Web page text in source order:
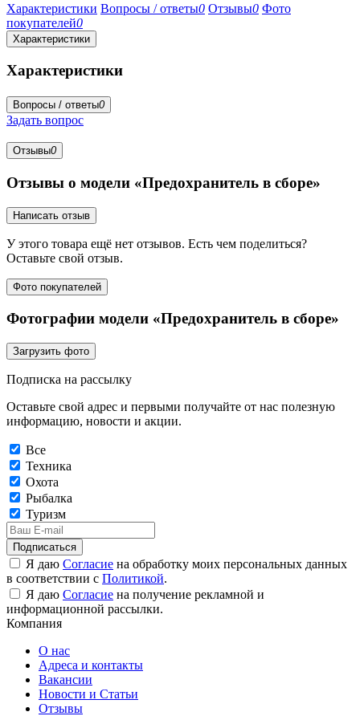
Характеристики Вопросы / ответы0 Отзывы0 Фото
покупателей0
Характеристики
Характеристики
Вопросы / ответы0
Задать вопрос
Отзывы0
Отзывы о модели «Предохранитель в сборе»
Написать отзыв
У этого товара ещё нет отзывов. Есть чем поделиться?
Оставьте свой отзыв.
Фото покупателей
Фотографии модели «Предохранитель в сборе»
Загрузить фото
Подписка на рассылку
Оставьте свой адрес и первыми получайте от нас полезную
информацию, новости и акции.
Все
Техника
Охота
Рыбалка
Туризм
Подписаться
Я даю Согласие на обработку моих персональных данных
в соответствии с Политикой.
Я даю Согласие на получение рекламной и
информационной рассылки.
Компания
О нас
Адреса и контакты
Вакансии
Новости и Статьи
Отзывы